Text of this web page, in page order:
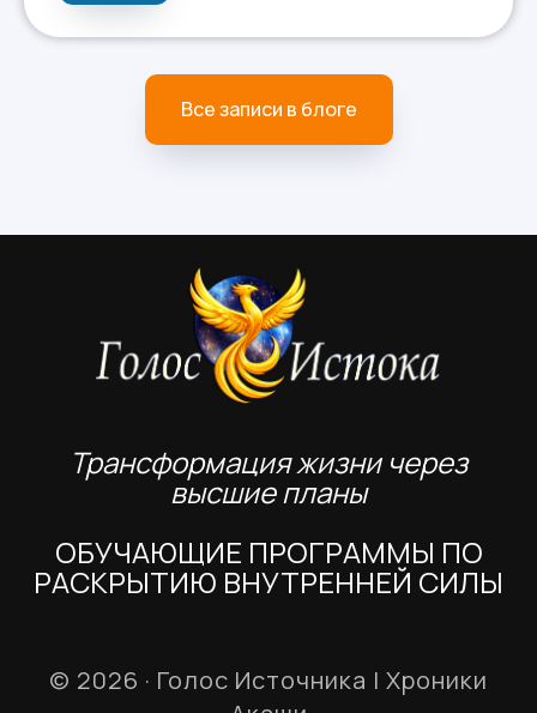
Все записи в блоге
Трансформация жизни через
высшие планы
ОБУЧАЮЩИЕ ПРОГРАММЫ ПО
РАСКРЫТИЮ ВНУТРЕННЕЙ СИЛЫ
© 2026 · Голос Источника | Хроники